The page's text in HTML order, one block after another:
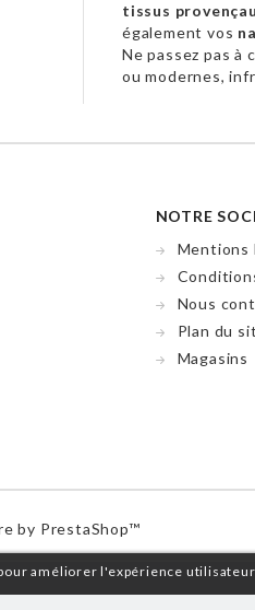
améliorer l'expérience
tissus
également vos
Ne passez pas à
ou modernes,
NOTRE
Mentions
Nous
Plan du
Magasins
by PrestaShop™